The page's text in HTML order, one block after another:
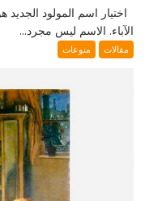
اختيار اسم المولود
الآباء. الاسم ليس مجرد...
مقالات منوعات